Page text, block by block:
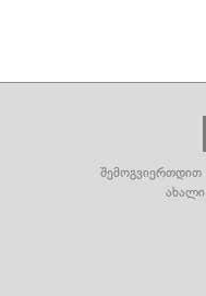
შემოგვიერთდით
ახალი